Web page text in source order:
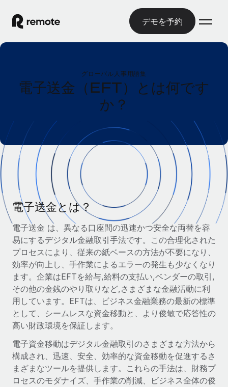
デモを予約
グローバル給与処理
コンプライアンス対応の給与処理を手軽に
Employer of Record（EOR）
グローバル展開をコストをかけずに実現
Contractor of Record
世界中の契約社員と法令を遵守して契約
契約社員管理
世界中の契約社員をオンボーディングし、管理
PEO
複雑な雇用関連業務を外部委託
インフラ
Remote統合
人事機能をワークフローにシームレスに統合する
プラットフォーム
チームのための人事の基本機能を内蔵
接続 新しい
各国の制度に対応
国別ガイド
/国別のグローバル雇用支援を検索する
米国州エクスプローラー
米国の各州において採用プロセスを簡素化する
Remoteを他社と比較
他社と比較した、当社の強みを確認する
成長の段階
スタートアップ
成長中の企業向けのアジャイルなグローバルHR・給与処理ソ
リューション
ミッドマーケット
カスタマイズされた人事ソリューションでチームを拡大する
企業
大企業向けのグローバルHR
リソース
ツールと計算ツール
誤分類リスク判定ツール
国別に従業員の誤分類リスクを確認する
従業員コスト計算ツール
各国の総従業員コストを計算する
契約社員の報酬計算ツール
グローバルな契約社員向けに、通貨オプションと支払スピー
ドを確認する
REMOTEで学習
リサーチおよびガイド
活用事例
HR用語集
チェックリストおよびテンプレート
価格
日本語
English
Nederlands
Français
Deutsch
Español
Italiano
Português (Portugal)
ログイン
グローバル人事用語集
電子送金（EFT）とは何です
か？
電子送金とは？
電子送金 は、異なる口座間の迅速かつ安全な両替を容
易にするデジタル金融取引手法です。この合理化された
プロセスにより、従来の紙ベースの方法が不要になり、
効率が向上し、手作業によるエラーの発生も少なくなり
ます。企業はEFTを給与,給料の支払い,ベンダーの取引,
その他の金銭のやり取りなど,さまざまな金融活動に利
用しています。EFTは、ビジネス金融業務の最新の標準
として、シームレスな資金移動と、より俊敏で応答性の
高い財政環境を保証します。
電子資金移動はデジタル金融取引のさまざまな方法から
構成され、迅速、安全、効率的な資金移動を促進するさ
まざまなツールを提供します。これらの手法は、財務プ
ロセスのモダナイズ、手作業の削減、ビジネス全体の俊